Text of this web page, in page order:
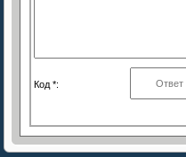
Код *: